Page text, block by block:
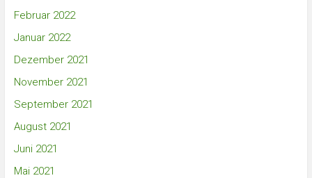
Februar 2022
Januar 2022
Dezember 2021
November 2021
September 2021
August 2021
Juni 2021
Mai 2021